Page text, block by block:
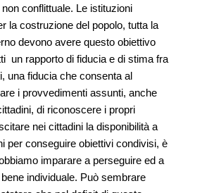
conflittuale. Le istituzioni
la costruzione del popolo, tutta la
devono avere questo obiettivo
un rapporto di fiducia e di stima fra
una fiducia che consenta al
i provvedimenti assunti, anche
di riconoscere i propri
nei cittadini la disponibilità a
per conseguire obiettivi condivisi, è
imparare a perseguire ed a
individuale. Può sembrare